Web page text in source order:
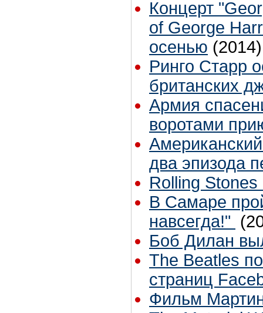
Концерт
of George
осенью (2014)
Ринго Старр
британских
Армия
воротами
два эпизода
Rolling
В Самаре
навсегда!"
Боб Дилан
The Beatles
страниц
Фильм